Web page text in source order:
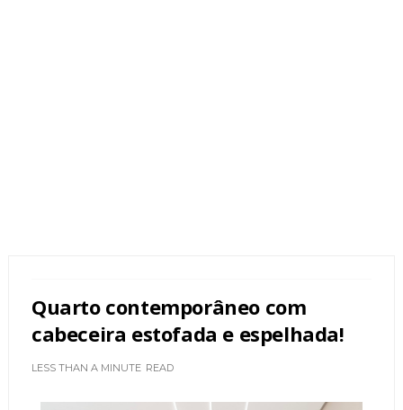
Quarto contemporâneo com
cabeceira estofada e espelhada!
LESS THAN A MINUTE READ